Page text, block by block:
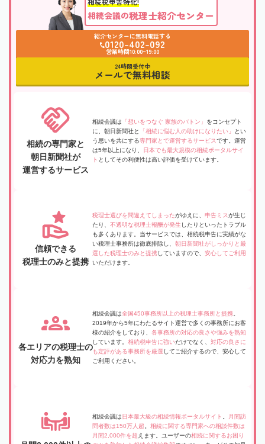
相続会議の税理士紹介センター
紹介センターに無料電話する
0120-402-092
営業時間10:00~19:00
24時間受付中
メールで無料相談
相続の専門家と
朝日新聞社が
運営するサービス
相続会議は 「想いをつなぐ 家族のバトン」 をコンセプト
に、朝日新聞社と
「相続に悩む人の助けになりたい」
とい
う思いを共にする専門家とで運営するサービスです。運営
は5年以上になり、
日本でも最大規模の相続ポータルサイ
ト としてその利便性は高い評価を受けています。
信頼できる
税理士のみと提携
税理士選びを間違えてしまったがゆえに、 申告ミスが生じ
たり、 不透明な税理士報酬が発生 したりといったトラブル
も多くあります。当サービスでは、相続税申告に実績がな
い税理士事務所は徹底排除し、 朝日新聞社がしっかりと厳
選した税理士のみと提携していますので、 安心してご利用
いただけます。
各エリアの税理士の
対応力を熟知
相続会議は全国450事務所以上の税理士事務所と提携
2019年から5年にわたるサイト運営で多くの事務所にお客
様の紹介をしており、 各事務所の対応の良さや強みを熟知
しています。 相続税申告に強いだけでなく、 対応の良さに
も定評がある事務所を厳選 してご紹介するので、安心して
ご利用ください。
相続会議は 日本最大級の相続情報ポータルサイト
月間訪
問者数は150万人超
相続に関する専門家への相談件数は
月間2,000件を超 えます。ユーザーの相続に関するお困り